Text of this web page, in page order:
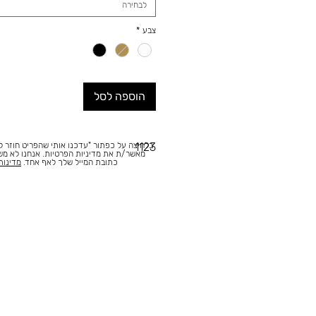
לבחירה
צבע *
הוספה לסל
1123
בלחיצה על כפתור "עדכנו אותי שהפריט חוזר
מאשר/ת את מדיניות הפרטיות. אנחנו לא
כתובת המייל שלך לאף אחד.